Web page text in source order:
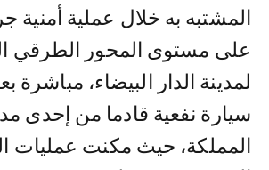
المشتبه به خلال عملية أمنية
على مستوى المحور الطرقي
لمدينة الدار البيضاء، مباشرة
سيارة نفعية قادما من إحدى
المملكة، حيث مكنت عمليات